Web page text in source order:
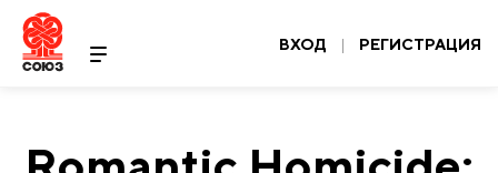
ВХОД | РЕГИСТРАЦИЯ